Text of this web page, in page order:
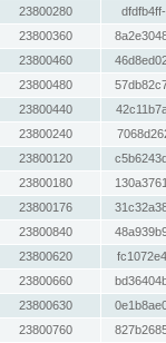
23800280
23800360
23800460
23800480
23800440
23800240
23800120
23800180
23800176
23800840
23800620
23800660
23800630
23800760